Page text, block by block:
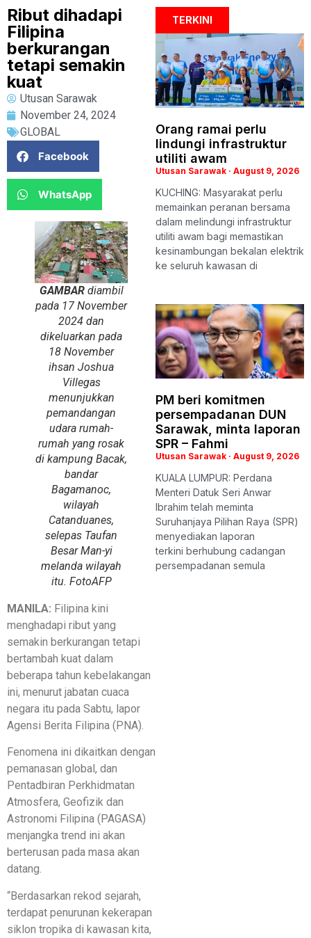
Ribut dihadapi
Filipina
berkurangan
tetapi semakin
kuat
Utusan Sarawak
November 24, 2024
GLOBAL
Facebook
WhatsApp
GAMBAR diambil
pada 17 November
2024 dan
dikeluarkan pada
18 November
ihsan Joshua
Villegas
menunjukkan
pemandangan
udara rumah-
rumah yang rosak
di kampung Bacak,
bandar
Bagamanoc,
wilayah
Catanduanes,
selepas Taufan
Besar Man-yi
melanda wilayah
itu. FotoAFP
MANILA: Filipina kini
menghadapi ribut yang
semakin berkurangan tetapi
bertambah kuat dalam
beberapa tahun kebelakangan
ini, menurut jabatan cuaca
negara itu pada Sabtu, lapor
Agensi Berita Filipina (PNA).
Fenomena ini dikaitkan dengan
pemanasan global, dan
Pentadbiran Perkhidmatan
Atmosfera, Geofizik dan
Astronomi Filipina (PAGASA)
menjangka trend ini akan
berterusan pada masa akan
datang.
“Berdasarkan rekod sejarah,
terdapat penurunan kekerapan
siklon tropika di kawasan kita,
TERKINI
Orang ramai perlu
lindungi infrastruktur
utiliti awam
Utusan Sarawak August 9, 2026
KUCHING: Masyarakat perlu
memainkan peranan bersama
dalam melindungi infrastruktur
utiliti awam bagi memastikan
kesinambungan bekalan elektrik
ke seluruh kawasan di
PM beri komitmen
persempadanan DUN
Sarawak, minta laporan
SPR – Fahmi
Utusan Sarawak August 9, 2026
KUALA LUMPUR: Perdana
Menteri Datuk Seri Anwar
Ibrahim telah meminta
Suruhanjaya Pilihan Raya (SPR)
menyediakan laporan
terkini berhubung cadangan
persempadanan semula